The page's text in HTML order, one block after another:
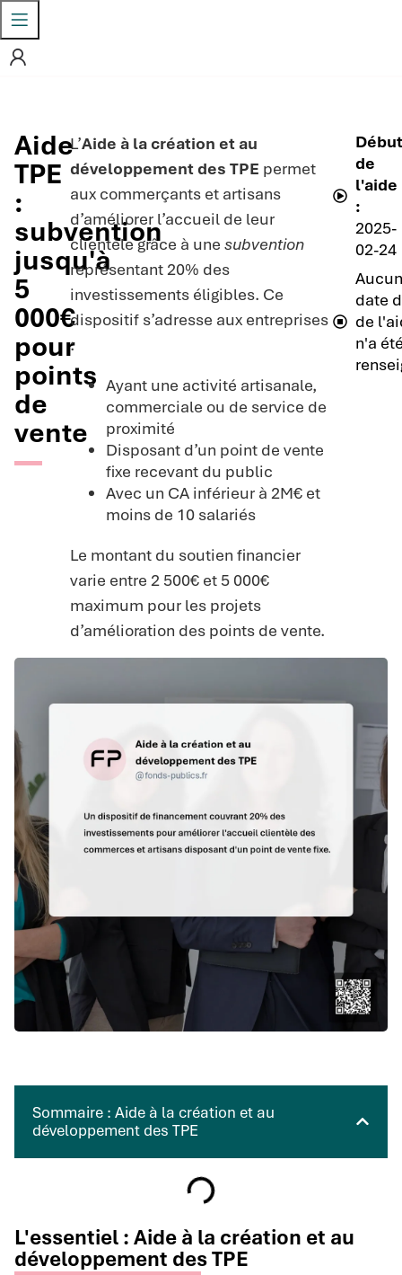
Aide
TPE
:
subvention
jusqu'à
5
000€
pour
points
de
vente
L’Aide à la création et au
développement des TPE permet
aux commerçants et artisans
d’améliorer l’accueil de leur
clientèle grâce à unesubvention
représentant 20% des
investissements éligibles. Ce
dispositif s’adresse aux entreprises
:
Ayant une activité artisanale,
commerciale ou de service de
proximité
Disposant d’un point de vente
fixe recevant du public
Avec un CA inférieur à 2M€ et
moins de 10 salariés
Le montant du soutien financier
varie entre 2 500€ et 5 000€
maximum pour les projets
d’amélioration des points de vente.
Début
de
l'aide
:
2025-
02-24
date
de
n'a
Sommaire : Aide à la création et au
développement des TPE
L'essentiel : Aide à la création et au
développement des TPE